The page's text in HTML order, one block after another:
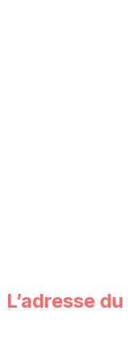
L’adresse du